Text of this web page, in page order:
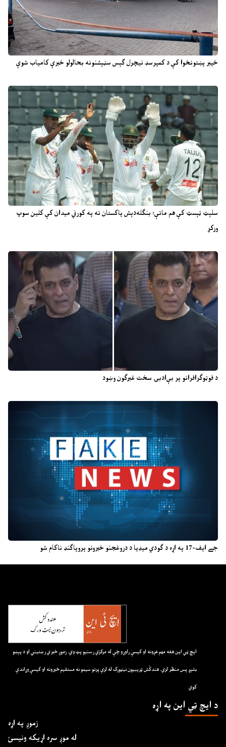
خیبر پښتونخوا کې د کمپرسډ نیچرل ګېس سټېشنونه بحالولو خبرې کامیاب شوې
سلېټ ټېسټ کې هم ماتې؛ بنګله‌دېش پاکستان ته په کورني میدان کې کلین سوپ
ورکړ
د فوټوګرافرانو پر بې‌ادبۍ سخت غبرګون وښود
جے ایف-17 په اړه د ګودي میډیا د دروغجنو خبرونو پروپاګنډ ناکام شو
ايچ ټي اين هغه مهم غږونه او کيسې راوړو چې له مرکزي رسنيو پټ وي. زموږ خبري رښتيني او د پېښو
بشپړ پس منظر لري. هندکُش ټريبيون نيټورک له لرې پرتو سيمو نه مستقيم خبرونه او کيسې وړاندې
کوي
د ايچ ټي اين په اړه
زموږ په اړه
له موږ سره اړیکه ونیسئ